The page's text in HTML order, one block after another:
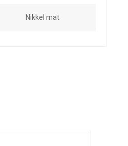
Nikkel mat